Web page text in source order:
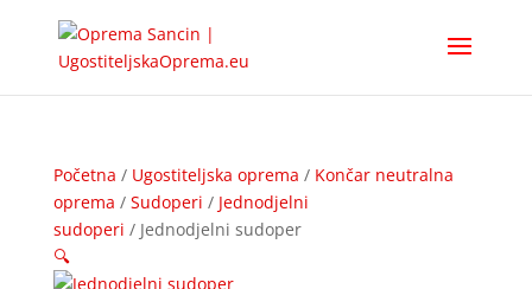
Početna / Ugostiteljska oprema / Končar neutralna
oprema / Sudoperi / Jednodjelni
sudoperi / Jednodjelni sudoper
🔍